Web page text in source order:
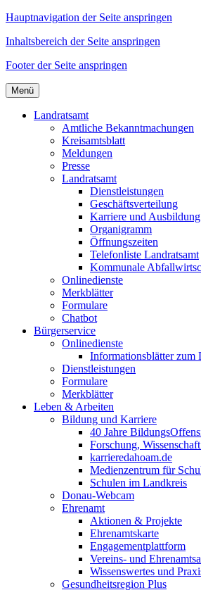
Hauptnavigation der Seite anspringen
Inhaltsbereich der Seite anspringen
Footer der Seite anspringen
Menü
Landratsamt
Amtliche Bekanntmachungen
Kreisamtsblatt
Meldungen
Presse
Landratsamt
Dienstleistungen
Geschäftsverteilung
Karriere und Ausbildung
Organigramm
Öffnungszeiten
Telefonliste Landratsamt
Kommunale
Onlinedienste
Merkblätter
Formulare
Chatbot
Bürgerservice
Onlinedienste
Informationsblätter zum
Dienstleistungen
Formulare
Merkblätter
Leben & Arbeiten
Bildung und Karriere
40 Jahre
Forschung,
karrieredahoam.de
Medienzentrum für
Schulen im Landkreis
Donau-Webcam
Ehrenamt
Aktionen & Projekte
Ehrenamtskarte
Engagementplattform
Vereins- und
Wissenswertes und
Gesundheitsregion Plus